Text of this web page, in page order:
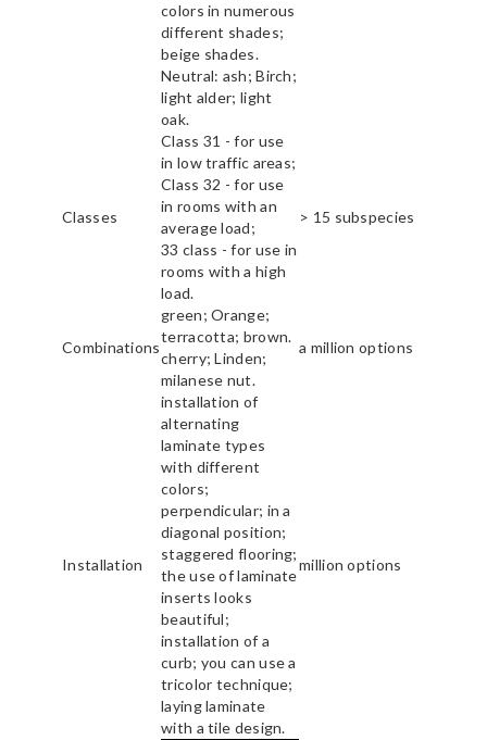
colors in numerous
different shades;
beige shades.
Neutral: ash; Birch;
light alder; light
oak.
Classes
Class 31 - for use
in low traffic areas;
Class 32 - for use
in rooms with an
average load;
33 class - for use in
rooms with a high
load.
> 15 subspecies
Combinations
green; Orange;
terracotta; brown.
cherry; Linden;
milanese nut.
a million options
Installation
installation of
alternating
laminate types
with different
colors;
perpendicular; in a
diagonal position;
staggered flooring;
the use of laminate
inserts looks
beautiful;
installation of a
curb; you can use a
tricolor technique;
laying laminate
with a tile design.
million options